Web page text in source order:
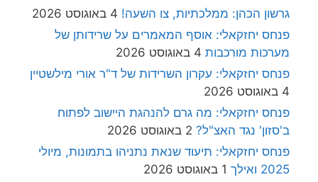
גרשון הכהן: ממלכתיות, צו השעה! 4 באוגוסט 2026
פנחס יחזקאלי: אוסף המאמרים על שרידותן של
מערכות מורכבות 4 באוגוסט 2026
פנחס יחזקאלי: עקרון השרידות של ד"ר אורי מילשטיין
4 באוגוסט 2026
פנחס יחזקאלי: מה גרם להנהגת היישוב לפתוח
ב'סזון' נגד האצ"ל? 2 באוגוסט 2026
פנחס יחזקאלי: תיעוד שנאת נתניהו בתמונות, מיולי
2025 ואילך
1 באוגוסט 2026